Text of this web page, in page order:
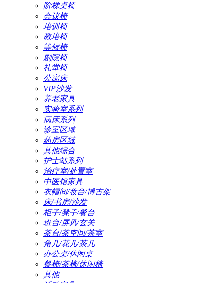
阶梯桌椅
会议椅
培训椅
教培椅
等候椅
剧院椅
礼堂椅
公寓床
VIP沙发
养老家具
实验室系列
病床系列
诊室区域
药房区域
其他综合
护士站系列
治疗室/处置室
中医馆家具
衣帽间/妆台/博古架
床/书房/沙发
柜子/凳子/餐台
班台/屏风/玄关
茶台/茶空间/茶室
角几/花几/茶几
办公桌/休闲桌
餐椅/茶椅/休闲椅
其他